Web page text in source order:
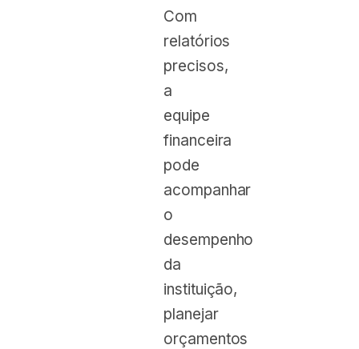
Com
relatórios
precisos,
a
equipe
financeira
pode
acompanhar
o
desempenho
da
instituição,
planejar
orçamentos